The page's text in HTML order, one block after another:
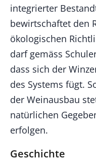
integrierter
bewirtschaftet den
ökologischen
darf gemäss
dass sich der
des Systems fügt.
der Weinausbau
natürlichen
erfolgen.
Geschichte